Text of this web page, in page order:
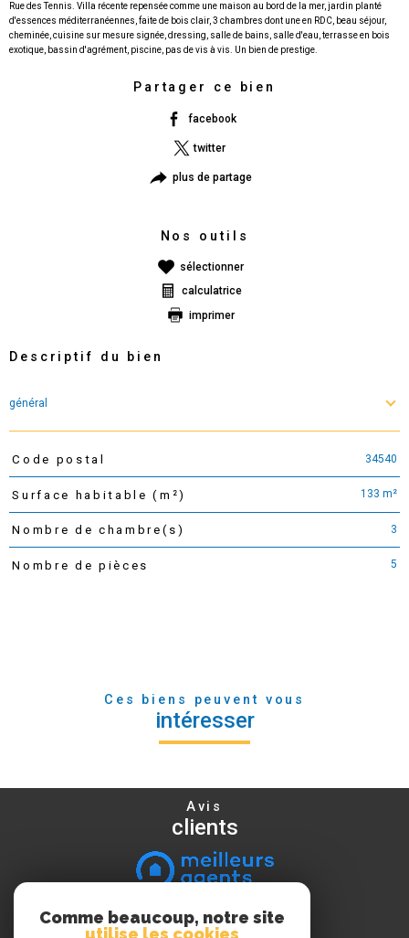
Rue des Tennis. Villa récente repensée comme une maison au bord de la mer, jardin planté
d'essences méditerranéennes, faite de bois clair, 3 chambres dont une en RDC, beau séjour,
cheminée, cuisine sur mesure signée, dressing, salle de bains, salle d'eau, terrasse en bois
Partager ce bien
facebook
twitter
plus de partage
Nos outils
sélectionner
calculatrice
imprimer
Descriptif du bien
général
TRAD_PAMPERO_Caracteristique
Code postal 34540
Surface habitable (m²) 133 m²
Nombre de chambre(s) 3
Nombre de pièces 5
Ces biens peuvent vous
intéresser
Avis
clients
Nous
Comme beaucoup, notre site
utilise les cookies